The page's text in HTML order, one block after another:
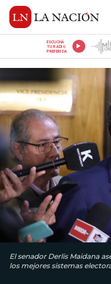
ESCUCHÁ
TU RADIO
PREFERIDA
El senador Derlis Maidana
los mejores sistemas